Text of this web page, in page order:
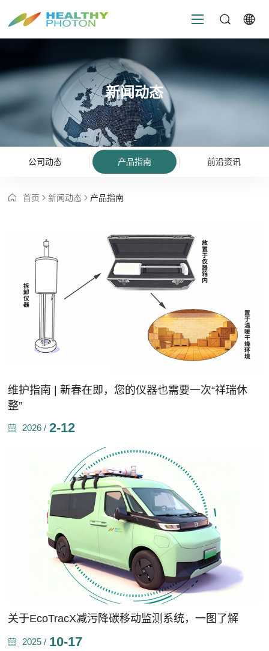
新闻动态
公司动态 产品指南 前沿资讯
首页 新闻动态 产品指南
维护指南 | 新春在即，您的仪器也需要一次“祥瑞休
整”
2026 / 2-12
关于EcoTracX减污降碳移动监测系统，一图了解
2025 / 10-17